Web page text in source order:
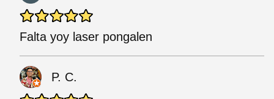
Falta yoy laser pongalen
P. C.